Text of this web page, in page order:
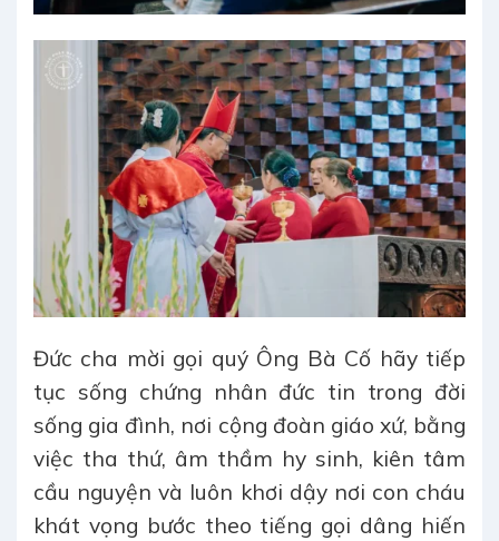
Đức cha mời gọi quý Ông Bà Cố hãy tiếp
tục sống chứng nhân đức tin trong đời
sống gia đình, nơi cộng đoàn giáo xứ, bằng
việc tha thứ, âm thầm hy sinh, kiên tâm
cầu nguyện và luôn khơi dậy nơi con cháu
khát vọng bước theo tiếng gọi dâng hiến